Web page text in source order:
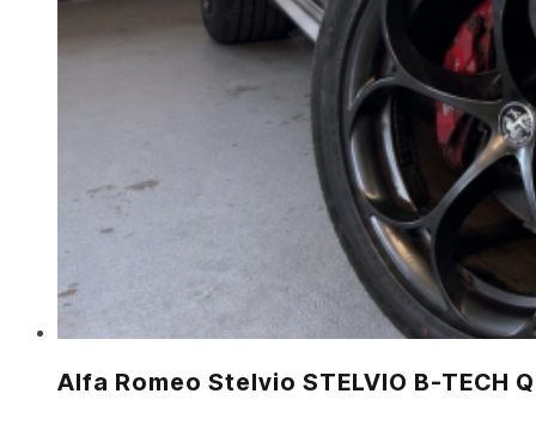
Alfa Romeo Stelvio STELVIO B-TECH